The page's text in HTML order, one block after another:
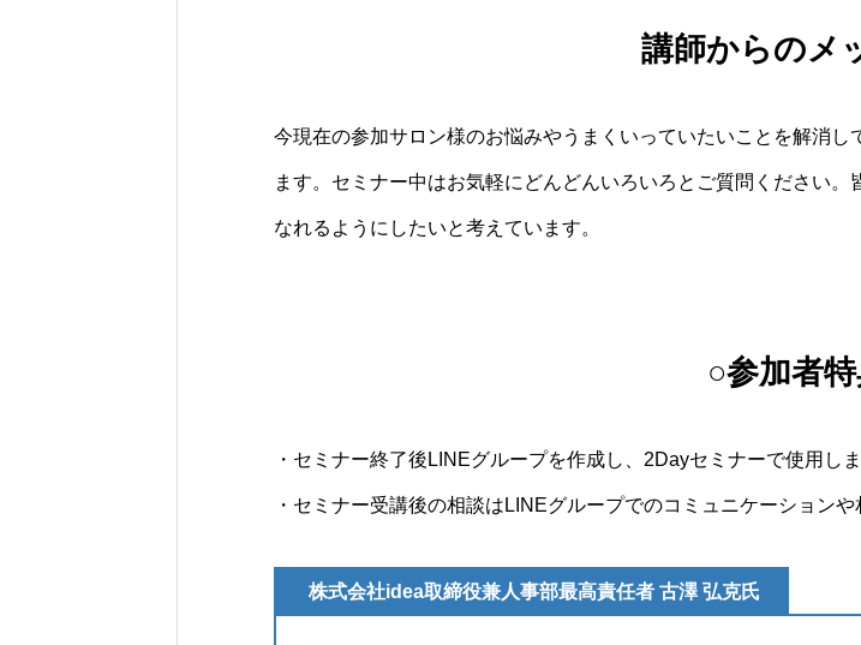
講師からのメ
今現在の参加サロン様のお悩みやうまくいっていたいことを解消
ます。セミナー中はお気軽にどんどんいろいろとご質問ください
なれるようにしたいと考えています。
○参加者
・セミナー終了後LINEグループを作成し、2Dayセミナーで使用
・セミナー受講後の相談はLINEグループでのコミュニケーションや
株式会社idea取締役兼人事部最高責任者 古澤 弘克氏